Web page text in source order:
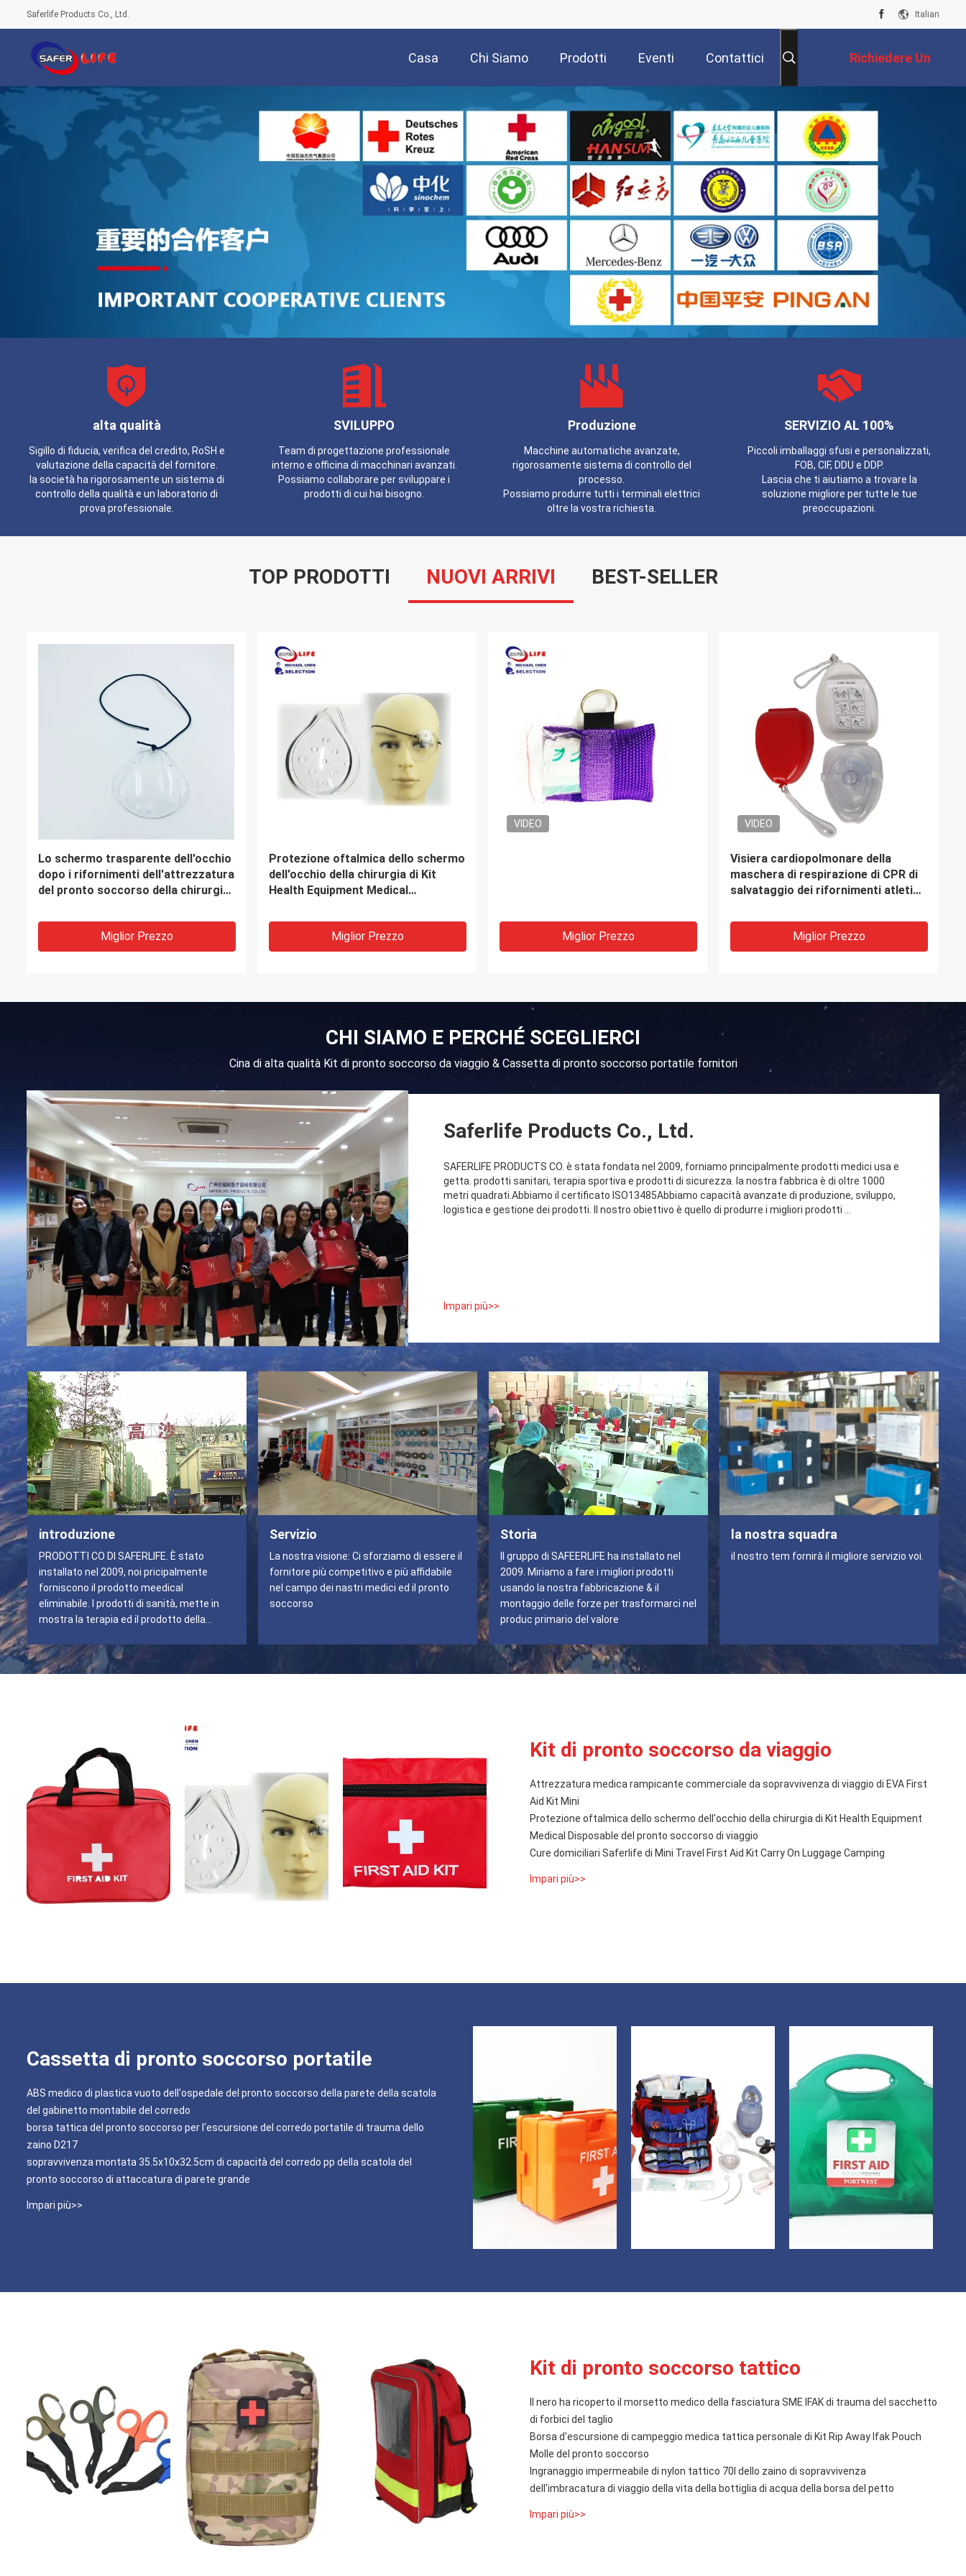
Saferlife Products Co., Ltd. Italian
Casa Chi Siamo Prodotti Eventi Contattici Richiedere Un
Preventivo
alta qualità
Sigillo di fiducia, verifica del credito, RoSH e
valutazione della capacità del fornitore.
la società ha rigorosamente un sistema di
controllo della qualità e un laboratorio di
prova professionale.
SVILUPPO
Team di progettazione professionale
interno e officina di macchinari avanzati.
Possiamo collaborare per sviluppare i
prodotti di cui hai bisogno.
Produzione
Macchine automatiche avanzate,
rigorosamente sistema di controllo del
processo.
Possiamo produrre tutti i terminali elettrici
oltre la vostra richiesta.
SERVIZIO AL 100%
Piccoli imballaggi sfusi e personalizzati,
FOB, CIF, DDU e DDP.
Lascia che ti aiutiamo a trovare la
soluzione migliore per tutte le tue
preoccupazioni.
TOP PRODOTTI NUOVI ARRIVI BEST-SELLER
Acqua resistente 420D Nylon Sport
First Aid Kit Bag Kit di
sopravvivenza all'aperto con
Miglior Prezzo
Scatola di primo soccorso portatile
a muro con accessori
Miglior Prezzo Miglior Prezzo
VIDEO
Radar-risponditore medico Kit
Rescue Survival Backpack della
borsa di gru a benna del pronto
Miglior Prezzo
CHI SIAMO E PERCHÉ SCEGLIERCI
Cina di alta qualità Kit di pronto soccorso da viaggio & Cassetta di pronto soccorso portatile fornitori
Saferlife Products Co., Ltd.
SAFERLIFE PRODUCTS CO. è stata fondata nel 2009, forniamo principalmente prodotti medici usa e
getta. prodotti sanitari, terapia sportiva e prodotti di sicurezza. la nostra fabbrica è di oltre 1000
metri quadrati.Abbiamo il certificato ISO13485Abbiamo capacità avanzate di produzione, sviluppo,
logistica e gestione dei prodotti. Il nostro obiettivo è quello di produrre i migliori prodotti ...
Impari più>>
introduzione
PRODOTTI CO DI SAFERLIFE. È stato
installato nel 2009, noi pricipalmente
forniscono il prodotto meedical
eliminabile. I prodotti di sanità, mette in
mostra la terapia ed il prodotto della
Servizio
La nostra visione: Ci sforziamo di essere il
fornitore più competitivo e più affidabile
nel campo dei nastri medici ed il pronto
soccorso
Storia
Il gruppo di SAFEERLIFE ha installato nel
2009. Miriamo a fare i migliori prodotti
usando la nostra fabbricazione & il
montaggio delle forze per trasformarci nel
produc primario del valore
la nostra squadra
il nostro tem fornirà il migliore servizio voi.
Kit di pronto soccorso da viaggio
Attrezzatura medica rampicante commerciale da sopravvivenza di viaggio di EVA First
Aid Kit Mini
Protezione oftalmica dello schermo dell'occhio della chirurgia di Kit Health Equipment
Medical Disposable del pronto soccorso di viaggio
Cure domiciliari Saferlife di Mini Travel First Aid Kit Carry On Luggage Camping
Impari più>>
Cassetta di pronto soccorso portatile
ABS medico di plastica vuoto dell'ospedale del pronto soccorso della parete della scatola
del gabinetto montabile del corredo
borsa tattica del pronto soccorso per l'escursione del corredo portatile di trauma dello
zaino D217
sopravvivenza montata 35.5x10x32.5cm di capacità del corredo pp della scatola del
pronto soccorso di attaccatura di parete grande
Impari più>>
Kit di pronto soccorso tattico
Il nero ha ricoperto il morsetto medico della fasciatura SME IFAK di trauma del sacchetto
di forbici del taglio
Borsa d'escursione di campeggio medica tattica personale di Kit Rip Away Ifak Pouch
Molle del pronto soccorso
Ingranaggio impermeabile di nylon tattico 70l dello zaino di sopravvivenza
dell'imbracatura di viaggio della vita della bottiglia di acqua della borsa del petto
Impari più>>